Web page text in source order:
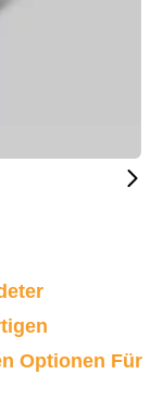
Optionen Für